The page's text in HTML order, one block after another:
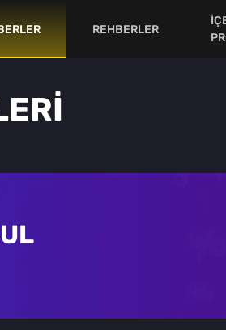
REHBERLER